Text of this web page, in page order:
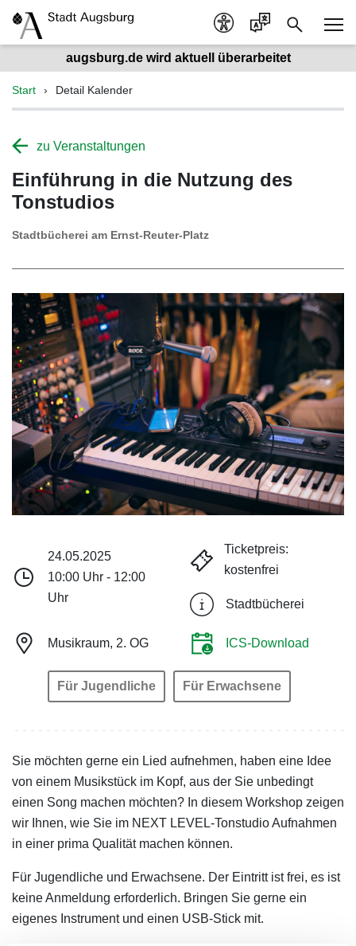
augsburg.de wird aktuell überarbeitet
Start Detail Kalender
zu Veranstaltungen
Einführung in die Nutzung des
Tonstudios
Stadtbücherei am Ernst-Reuter-Platz
24.05.2025
10:00 Uhr - 12:00
Uhr
Ticketpreis:
kostenfrei
Stadtbücherei
Musikraum, 2. OG ICS-Download
Für Jugendliche Für Erwachsene
Sie möchten gerne ein Lied aufnehmen, haben eine Idee
von einem Musikstück im Kopf, aus der Sie unbedingt
einen Song machen möchten? In diesem Workshop zeigen
wir Ihnen, wie Sie im NEXT LEVEL-Tonstudio Aufnahmen
in einer prima Qualität machen können.
Für Jugendliche und Erwachsene. Der Eintritt ist frei, es ist
keine Anmeldung erforderlich. Bringen Sie gerne ein
eigenes Instrument und einen USB-Stick mit.